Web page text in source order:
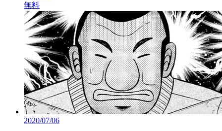
無料
2020/07/06